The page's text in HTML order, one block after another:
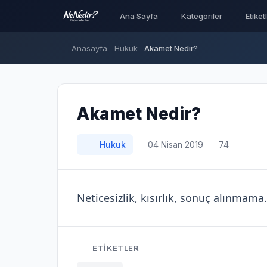
Ana Sayfa Kategoriler
Anasayfa Hukuk Akamet Nedir?
Akamet Nedir?
Hukuk 04 Nisan 2019 74
Neticesizlik, kısırlık, sonuç alınmama.
ETIKETLER